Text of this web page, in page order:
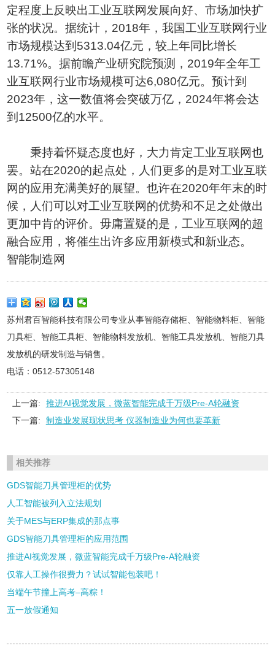
定程度上反映出工业互联网发展向好、市场加快扩
张的状况。据统计，2018年，我国工业互联网行业
市场规模达到5313.04亿元，较上年同比增长
13.71%。据前瞻产业研究院预测，2019年全年工
业互联网行业市场规模可达6,080亿元。预计到
2023年，这一数值将会突破万亿，2024年将会达
到12500亿的水平。
秉持着怀疑态度也好，大力肯定工业互联网也
罢。站在2020的起点处，人们更多的是对工业互联
网的应用充满美好的展望。也许在2020年年末的时
候，人们可以对工业互联网的优势和不足之处做出
更加中肯的评价。毋庸置疑的是，工业互联网的超
融合应用，将催生出许多应用新模式和新业态。
智能制造网
苏州君百智能科技有限公司专业从事智能存储柜、智能物料柜、智能
刀具柜、智能工具柜、智能物料发放机、智能工具发放机、智能刀具
发放机的研发制造与销售。
电话：0512-57305148
上一篇:
推进AI视觉发展，微蓝智能完成千万级Pre-A轮融资
下一篇:
制造业发展现状思考 仪器制造业为何也要革新
相关推荐
GDS智能刀具管理柜的优势
人工智能被列入立法规划
关于MES与ERP集成的那点事
GDS智能刀具管理柜的应用范围
推进AI视觉发展，微蓝智能完成千万级Pre-A轮融资
仅靠人工操作很费力？试试智能包装吧！
当端午节撞上高考–高粽！
五一放假通知